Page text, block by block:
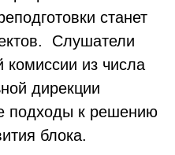
станет
Слушатели
комиссии из числа
дирекции
подходы к решению
блока.